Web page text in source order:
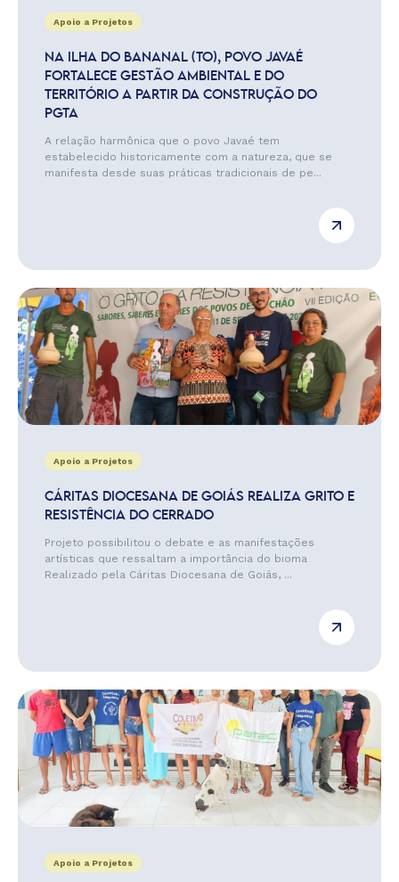
Apoio a Projetos
NA ILHA DO BANANAL (TO), POVO JAVAÉ
FORTALECE GESTÃO AMBIENTAL E DO
TERRITÓRIO A PARTIR DA CONSTRUÇÃO DO
PGTA
A relação harmônica que o povo Javaé tem
estabelecido historicamente com a natureza, que se
manifesta desde suas práticas tradicionais de pe...
Apoio a Projetos
CÁRITAS DIOCESANA DE GOIÁS REALIZA GRITO E
RESISTÊNCIA DO CERRADO
Projeto possibilitou o debate e as manifestações
artísticas que ressaltam a importância do bioma
Realizado pela Cáritas Diocesana de Goiás, ...
Apoio a Projetos